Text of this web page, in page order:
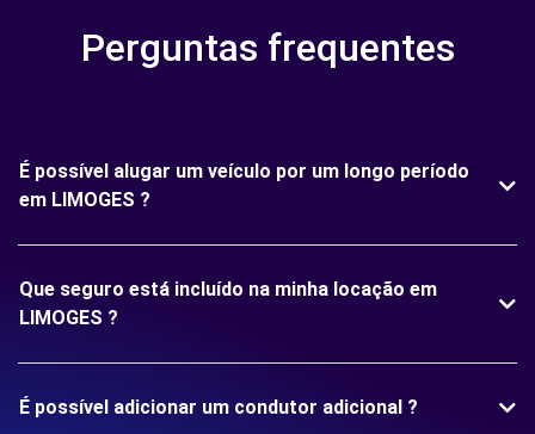
Perguntas frequentes
É possível alugar um veículo por um longo período
em LIMOGES ?
Que seguro está incluído na minha locação em
LIMOGES ?
É possível adicionar um condutor adicional ?